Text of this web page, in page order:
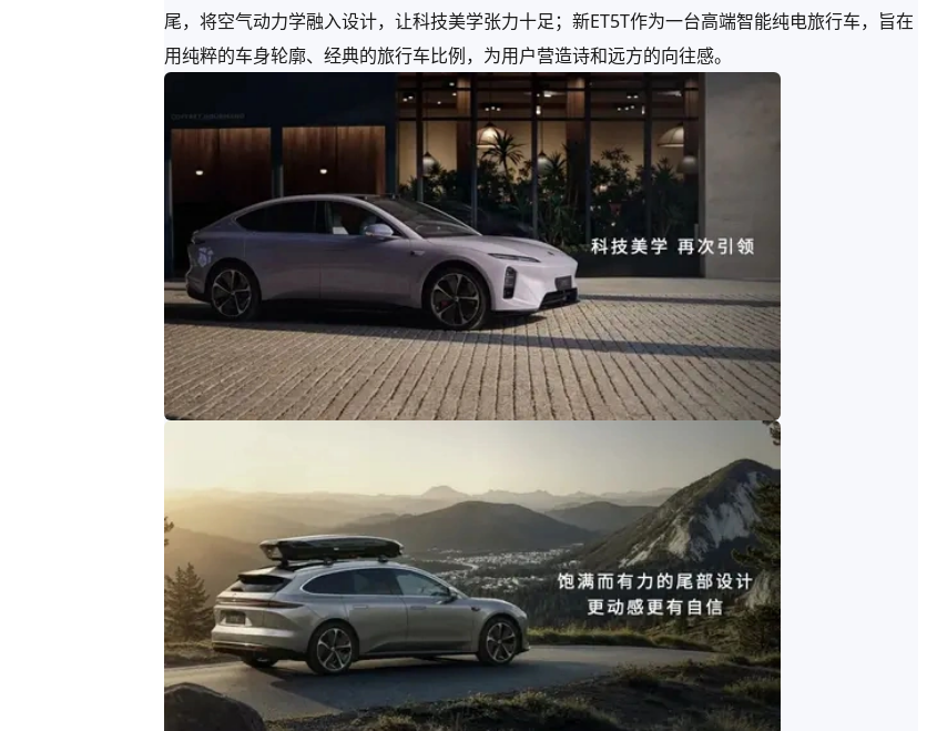
尾，将空气动力学融入设计，让科技美学张力十足；新ET5T作为一台高端智能纯电旅行车，旨在
用纯粹的车身轮廓、经典的旅行车比例，为用户营造诗和远方的向往感。